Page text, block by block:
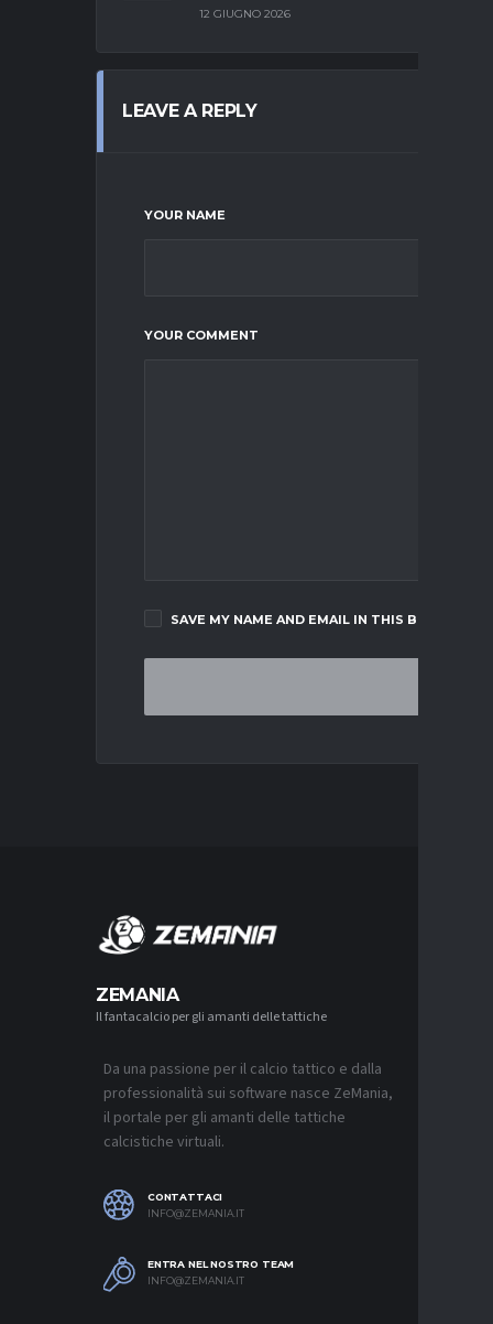
12 GIUGNO 2026
LEAVE A REPLY
YOUR NAME
YOUR COMMENT
SAVE MY NAME AND EMAIL IN THIS BROWSER
ZEMANIA
Il fantacalcio per gli amanti delle tattiche
Da una passione per il calcio tattico e dalla
professionalità sui software nasce ZeMania,
il portale per gli amanti delle tattiche
calcistiche virtuali.
CONTATTACI
INFO@ZEMANIA.IT
ENTRA NEL NOSTRO TEAM
INFO@ZEMANIA.IT